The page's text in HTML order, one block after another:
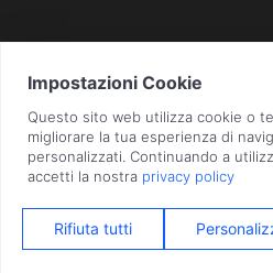
Bergamo n. 01496180165 ·